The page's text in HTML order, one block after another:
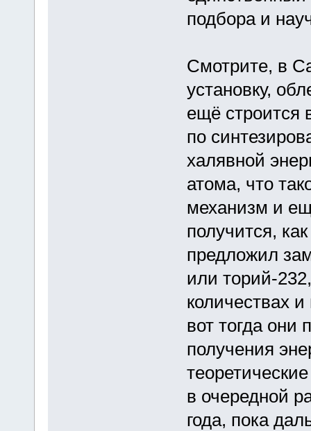
подбора и
Смотрите, в
установку,
ещё строится
по
халявной
атома, что
механизм и
получится,
предложил
или торий-
количествах
вот тогда они
получения
в очередной
года, пока